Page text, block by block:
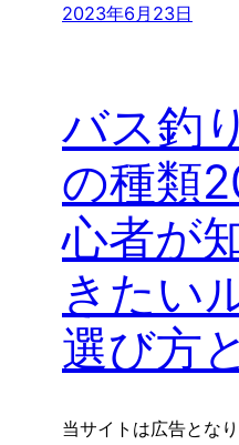
2023年6月23日
バス釣
の種類
心者が
きたい
選び方
当サイトは広告とな